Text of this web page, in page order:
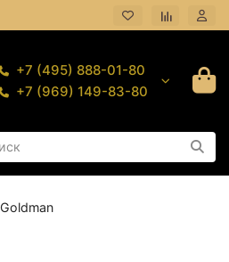
+7 (495) 888-01-80
+7 (969) 149-83-80
Goldman